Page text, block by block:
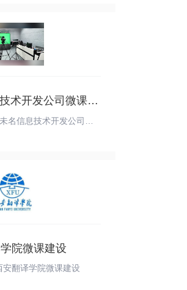
哈尔滨未名信息技术开发公司微课慕课系统
院微课建设
安翻译学院微课建设